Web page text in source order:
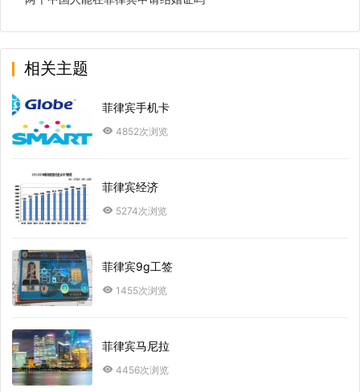
相关主题
菲律宾手机卡
4852次浏览
菲律宾经济
5274次浏览
菲律宾9g工签
1455次浏览
菲律宾马尼拉
4456次浏览